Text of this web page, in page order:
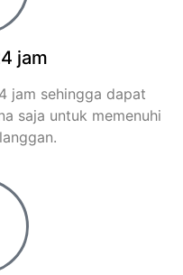
jam
jam sehingga dapat
saja untuk memenuhi